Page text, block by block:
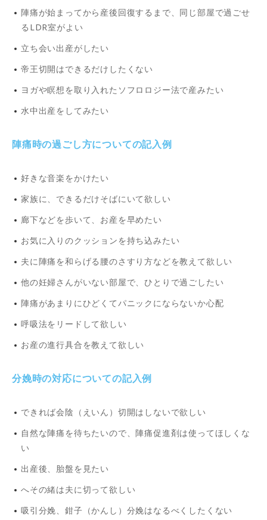
陣痛が始まってから産後回復するまで、同じ部屋で過ごせ
るLDR室がよい
立ち会い出産がしたい
帝王切開はできるだけしたくない
ヨガや瞑想を取り入れたソフロロジー法で産みたい
水中出産をしてみたい
陣痛時の過ごし方についての記入例
好きな音楽をかけたい
家族に、できるだけそばにいて欲しい
廊下などを歩いて、お産を早めたい
お気に入りのクッションを持ち込みたい
夫に陣痛を和らげる腰のさすり方などを教えて欲しい
他の妊婦さんがいない部屋で、ひとりで過ごしたい
陣痛があまりにひどくてパニックにならないか心配
呼吸法をリードして欲しい
お産の進行具合を教えて欲しい
分娩時の対応についての記入例
できれば会陰（えいん）切開はしないで欲しい
自然な陣痛を待ちたいので、陣痛促進剤は使ってほしくな
い
出産後、胎盤を見たい
へその緒は夫に切って欲しい
吸引分娩、鉗子（かんし）分娩はなるべくしたくない